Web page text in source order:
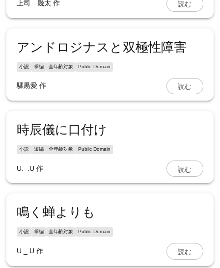
上司 幾太 作 読む
アンドロジナスと双極性障害
小説 掌編 全年齢対象 Public Domain
騾黒愛 作 読む
時辰儀に口付け
小説 短編 全年齢対象 Public Domain
U._.U 作 読む
鳴く蝉よりも
小説 掌編 全年齢対象 Public Domain
U._.U 作 読む